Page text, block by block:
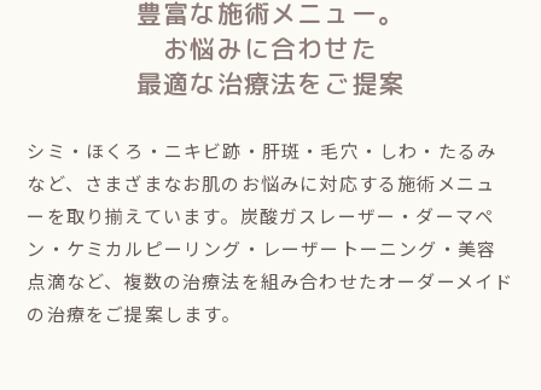
豊富な施術メニュー。
お悩みに合わせた
最適な治療法をご提案
シミ・ほくろ・ニキビ跡・肝斑・毛穴・しわ・たるみ
など、さまざまなお肌のお悩みに対応する施術メニュ
ーを取り揃えています。炭酸ガスレーザー・ダーマペ
ン・ケミカルピーリング・レーザートーニング・美容
点滴など、複数の治療法を組み合わせたオーダーメイド
の治療をご提案します。